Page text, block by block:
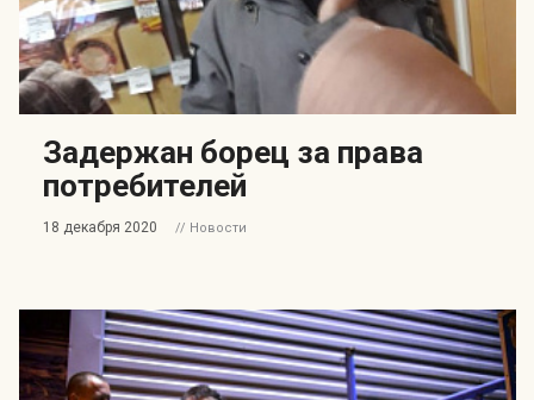
Задержан борец за права
потребителей
18 декабря 2020 // Новости